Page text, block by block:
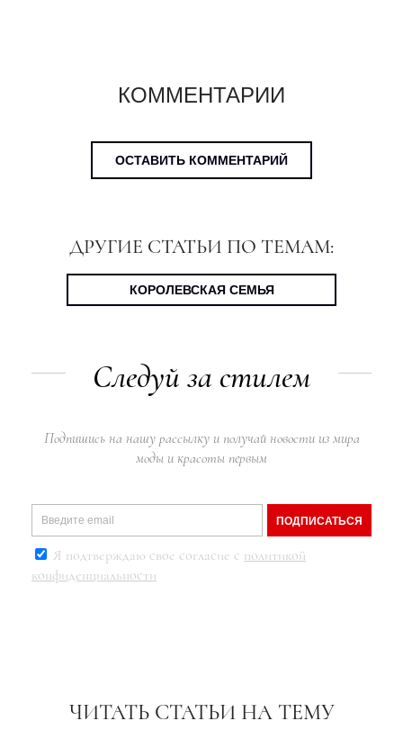
КОММЕНТАРИИ
ОСТАВИТЬ КОММЕНТАРИЙ
ДРУГИЕ СТАТЬИ ПО ТЕМАМ:
КОРОЛЕВСКАЯ СЕМЬЯ
Следуй за стилем
Подпишись на нашу рассылку и получай новости из мира
моды и красоты первым
ПОДПИСАТЬСЯ
Я подтверждаю свое согласие с политикой
конфиденциальности
ЧИТАТЬ СТАТЬИ НА ТЕМУ